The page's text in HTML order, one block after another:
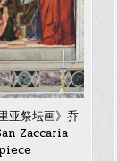
亚祭坛画》乔
Zaccaria